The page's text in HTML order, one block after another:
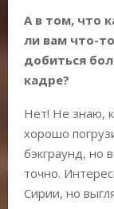
А в том, что
ли вам что-
добиться
кадре?
Нет! Не знаю,
хорошо
бэкграунд, но
точно.
Сирии, но